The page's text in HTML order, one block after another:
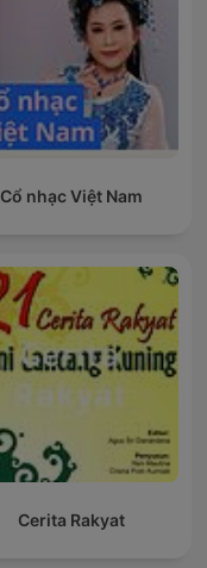
Cổ nhạc Việt Nam
Cerita Rakyat